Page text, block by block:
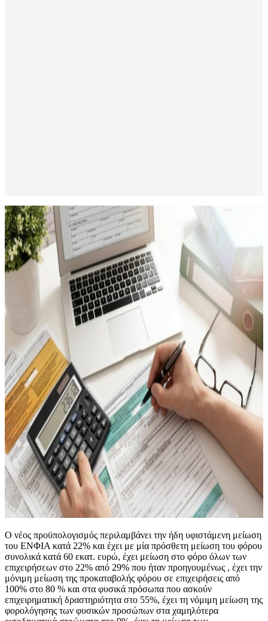
Ο νέος προϋπολογισμός περιλαμβάνει την ήδη υφιστάμενη μείωση
του ΕΝΦΙΑ κατά 22% και έχει με μία πρόσθετη μείωση του φόρου
συνολικά κατά 60 εκατ. ευρώ, έχει μείωση στο φόρο όλων των
επιχειρήσεων στο 22% από 29% που ήταν προηγουμένως , έχει την
μόνιμη μείωση της προκαταβολής φόρου σε επιχειρήσεις από
100% στο 80 % και στα φυσικά πρόσωπα που ασκούν
επιχειρηματική δραστηριότητα στο 55%, έχει τη νόμιμη μείωση της
φορολόγησης των φυσικών προσώπων στα χαμηλότερα